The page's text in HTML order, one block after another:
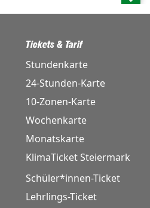
Tickets & Tarif
Stundenkarte
24-Stunden-Karte
10-Zonen-Karte
Wochenkarte
Monatskarte
KlimaTicket Steiermark
Schüler*innen-Ticket
Lehrlings-Ticket